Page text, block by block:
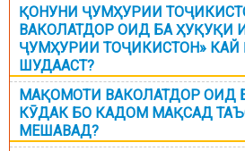
ҚОНУНИ ҶУМҲУРИИ
ВАКОЛАТДОР ОИД БА ҲУҚУҚИ
ҶУМҲУРИИ ТОҶИКИСТОН» КАЙ
ШУДААСТ?
МАҚОМОТИ ВАКОЛАТДОР ОИД
КӮДАК БО КАДОМ МАҚСАД
МЕШАВАД?